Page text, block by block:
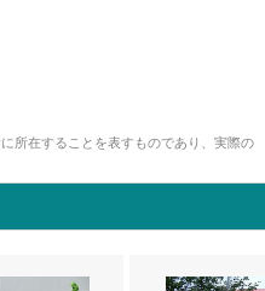
所在することを表すものであり、実際の